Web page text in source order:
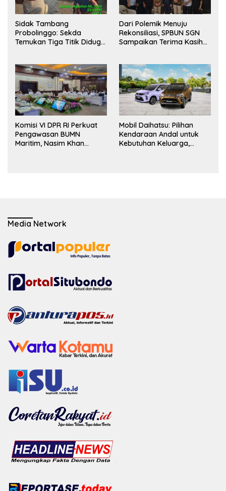
Sidak Tambang
Probolinggo: Sekda
Temukan Tiga Titik Diduga
Dari Polemik Menuju
Rekonsiliasi, SPBUN SGN
Sampaikan Terima Kasih
Perselisihan
Komisi VI DPR RI Perkuat
Pengawasan BUMN
Maritim, Nasim Khan
Mobil Daihatsu: Pilihan
Kendaraan Andal untuk
Kebutuhan Keluarga,
Media Network